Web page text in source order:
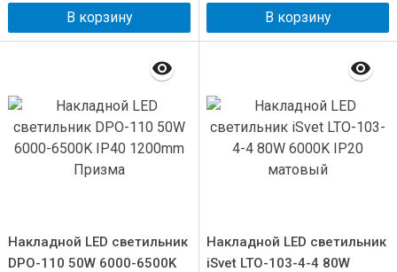
В корзину В корзину
Накладной LED светильник
DPO-110 50W 6000-6500K
Накладной LED светильник
iSvet LTO-103-4-4 80W